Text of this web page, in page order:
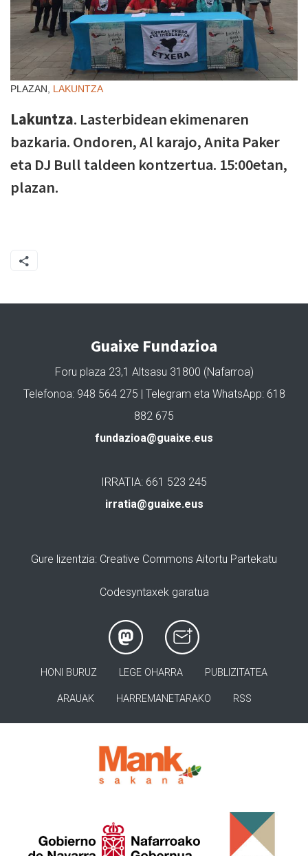
PLAZAN, LAKUNTZA
Lakuntza. Lasterbidean ekimenaren
bazkaria. Ondoren, Al karajo, Anita Paker
eta DJ Bull taldeen kontzertua. 15:00etan,
plazan.
Guaixe Fundazioa
Foru plaza 23,1 Altsasu 31800 (Nafarroa)
Telefonoa: 948 564 275 | Telegram eta WhatsApp: 618
882 675
fundazioa@guaixe.eus
IRRATIA: 661 523 245
irratia@guaixe.eus
Gure lizentzia: Creative Commons Aitortu Partekatu
Codesyntaxek garatua
HONI BURUZ LEGE OHARRA PUBLIZITATEA
ARAUAK HARREMANETARAKO RSS